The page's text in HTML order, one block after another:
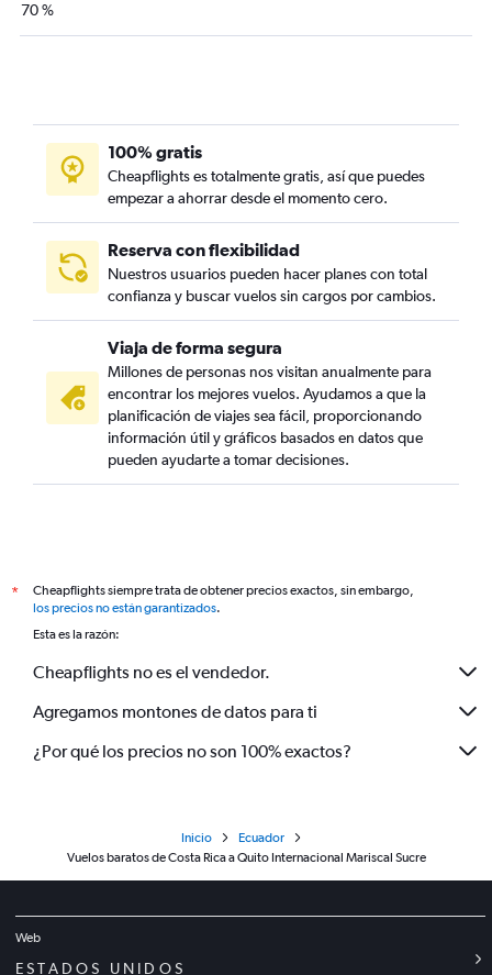
70 %
100% gratis
Cheapflights es totalmente gratis, así que puedes
empezar a ahorrar desde el momento cero.
Reserva con flexibilidad
Nuestros usuarios pueden hacer planes con total
confianza y buscar vuelos sin cargos por cambios.
Viaja de forma segura
Millones de personas nos visitan anualmente para
encontrar los mejores vuelos. Ayudamos a que la
planificación de viajes sea fácil, proporcionando
información útil y gráficos basados en datos que
pueden ayudarte a tomar decisiones.
*
Cheapflights siempre trata de obtener precios exactos, sin embargo,
los precios no están garantizados.
Esta es la razón:
Cheapflights no es el vendedor.
Agregamos montones de datos para ti
¿Por qué los precios no son 100% exactos?
Inicio
Ecuador
Vuelos baratos de Costa Rica a Quito Internacional Mariscal Sucre
Web
ESTADOS UNIDOS